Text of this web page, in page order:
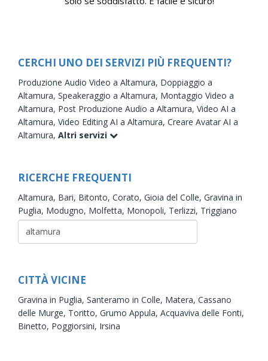
CERCHI UNO DEI SERVIZI PIÙ FREQUENTI?
Produzione Audio Video a Altamura, Doppiaggio a
Altamura, Speakeraggio a Altamura, Montaggio Video a
Altamura, Post Produzione Audio a Altamura, Video AI a
Altamura, Video Editing AI a Altamura, Creare Avatar AI a
Altamura, Altri servizi
RICERCHE FREQUENTI
Altamura, Bari, Bitonto, Corato, Gioia del Colle, Gravina in
Puglia, Modugno, Molfetta, Monopoli, Terlizzi, Triggiano
CITTÀ VICINE
Gravina in Puglia, Santeramo in Colle, Matera, Cassano
delle Murge, Toritto, Grumo Appula, Acquaviva delle Fonti,
Binetto, Poggiorsini, Irsina